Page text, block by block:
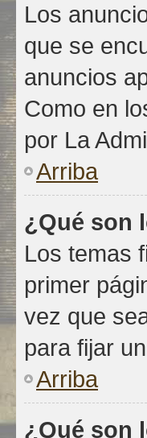
Los
que se
anuncios
Como en
por La
Arriba
¿Qué son
Los temas
primer
vez que
para fijar
Arriba
¿Qué son